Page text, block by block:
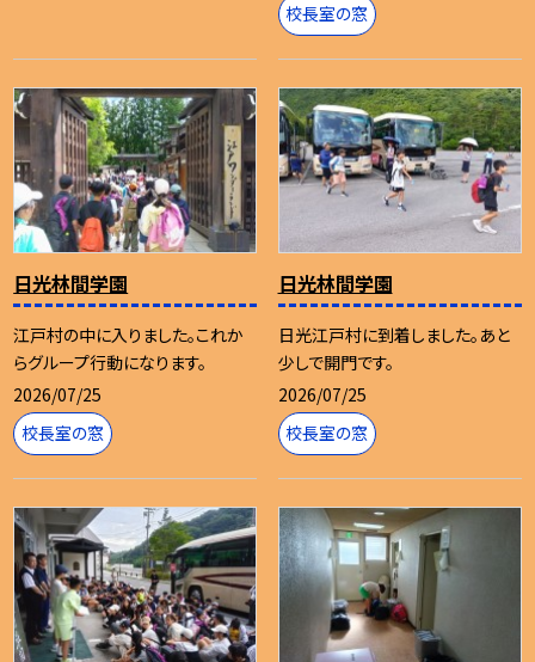
校長室の窓
日光林間学園
江戸村の中に入りました。これか
らグループ行動になります。
2026/07/25
校長室の窓
日光林間学園
日光江戸村に到着しました。あと
少しで開門です。
2026/07/25
校長室の窓